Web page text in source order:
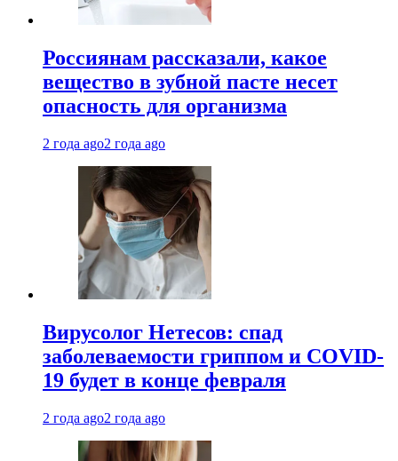
Россиянам рассказали, какое
вещество в зубной пасте несет
опасность для организма
2 года ago2 года ago
Вирусолог Нетесов: спад
заболеваемости гриппом и COVID-
19 будет в конце февраля
2 года ago2 года ago